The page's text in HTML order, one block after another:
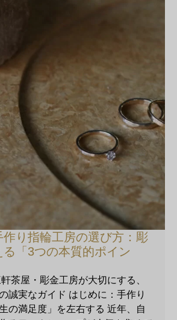
作り指輪工房の選び方：彫
「3つの本質的ポイン
茶屋・彫金工房が大切にする、
誠実なガイド はじめに：手作り
の満足度」を左右する 近年、自